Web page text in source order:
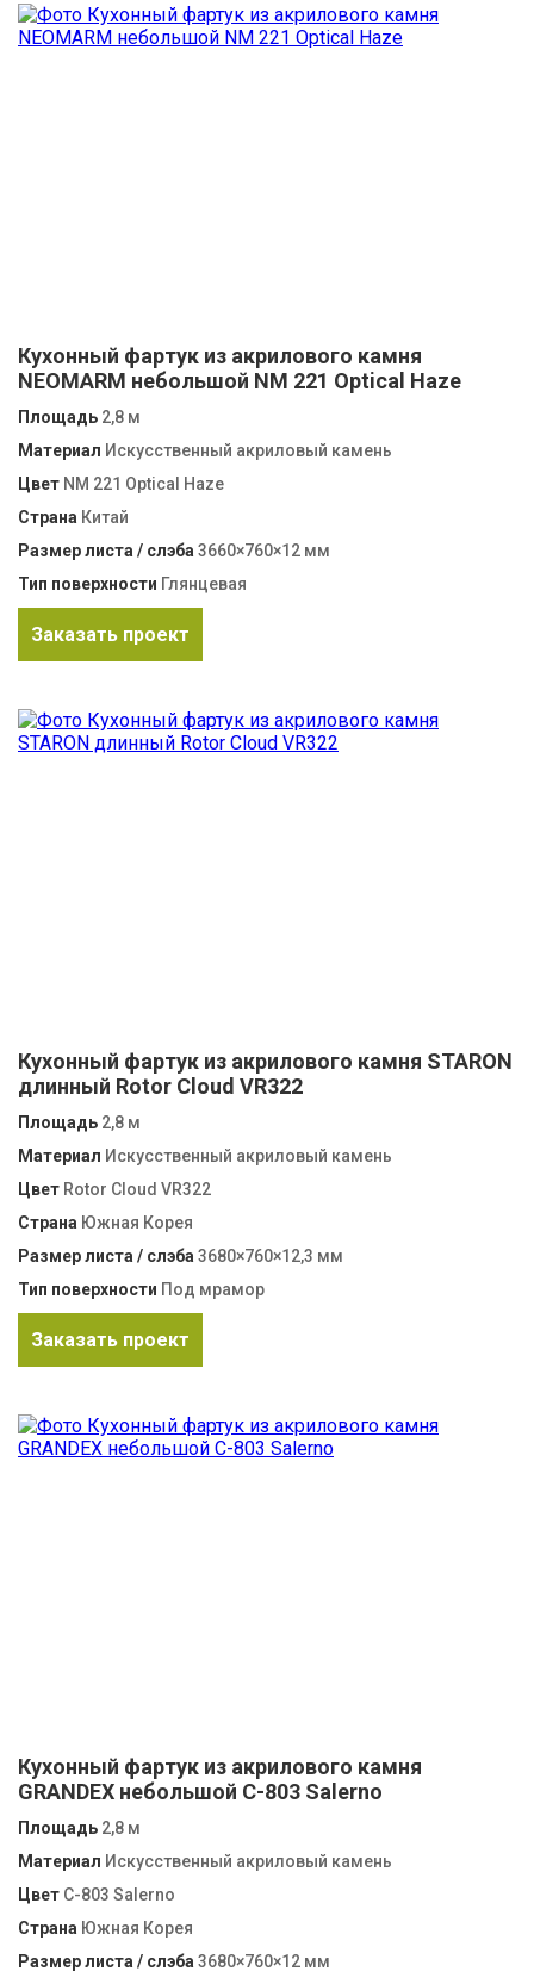
Кухонный фартук из акрилового камня
NEOMARM небольшой NM 221 Optical Haze
Площадь 2,8 м
Материал Искусственный акриловый камень
Цвет NM 221 Optical Haze
Страна Китай
Размер листа / слэба 3660×760×12 мм
Тип поверхности Глянцевая
Заказать проект
Кухонный фартук из акрилового камня STARON
длинный Rotor Cloud VR322
Площадь 2,8 м
Материал Искусственный акриловый камень
Цвет Rotor Cloud VR322
Страна Южная Корея
Размер листа / слэба 3680×760×12,3 мм
Тип поверхности Под мрамор
Заказать проект
Кухонный фартук из акрилового камня
GRANDEX небольшой C-803 Salerno
Площадь 2,8 м
Материал Искусственный акриловый камень
Цвет C-803 Salerno
Страна Южная Корея
Размер листа / слэба 3680×760×12 мм